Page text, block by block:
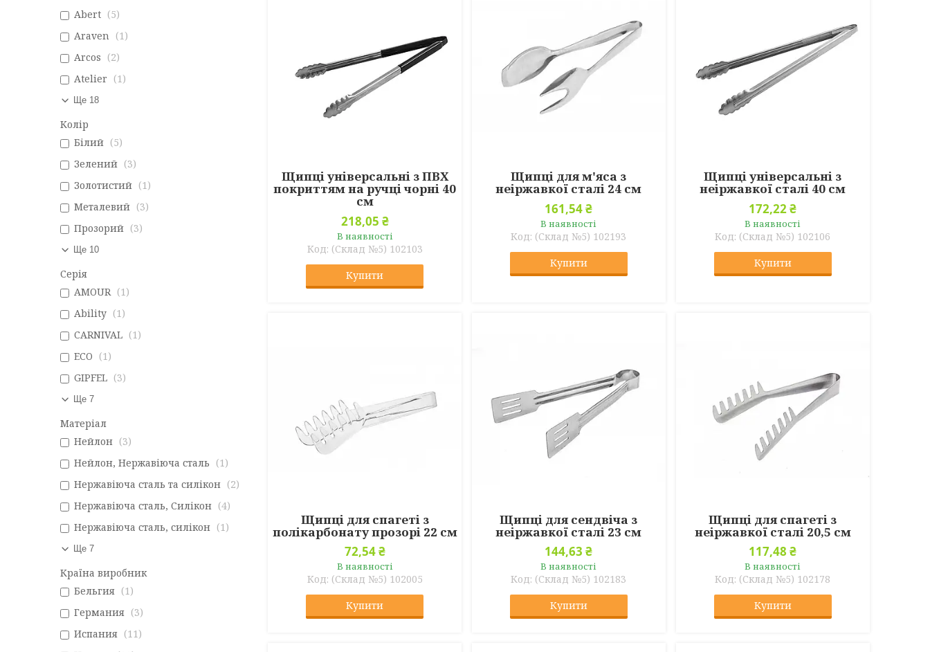
Щипці універсальні з ПВХ
покриттям на ручці чорні 40
см
218,05 ₴
В наявності
(Склад №5) 102103
Купити
Щипці для м'яса з
неіржавкої сталі 24 см
161,54 ₴
В наявності
(Склад №5) 102193
Купити
Щипці універсальні з
неіржавкої сталі 40 см
172,22 ₴
В наявності
(Склад №5) 102106
Купити
Щипці для спагеті з
полікарбонату прозорі 22 см
72,54 ₴
В наявності
(Склад №5) 102005
Купити
Щипці для сендвіча з
неіржавкої сталі 23 см
144,63 ₴
В наявності
(Склад №5) 102183
Купити
Щипці для спагеті з
неіржавкої сталі 20,5 см
117,48 ₴
В наявності
(Склад №5) 102178
Купити
Abert
5
Araven
1
Arcos
2
Atelier
1
Ще 18
Колір
Білий
5
Зелений
3
Золотистий
1
Металевий
3
Прозорий
3
Ще 10
Серія
AMOUR
1
Ability
1
CARNIVAL
1
ECO
1
GIPFEL
3
Ще 7
Матеріал
Нейлон
3
Нейлон, Нержавіюча сталь
1
Нержавіюча сталь та силікон
2
Нержавіюча сталь, Силікон
4
Нержавіюча сталь, силікон
1
Ще 7
Країна виробник
Бельгия
1
Германия
3
Испания
11